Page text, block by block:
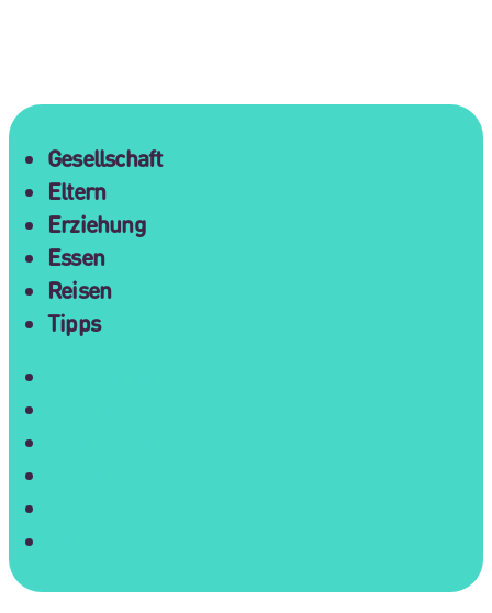
Gesellschaft
Eltern
Erziehung
Essen
Reisen
Tipps